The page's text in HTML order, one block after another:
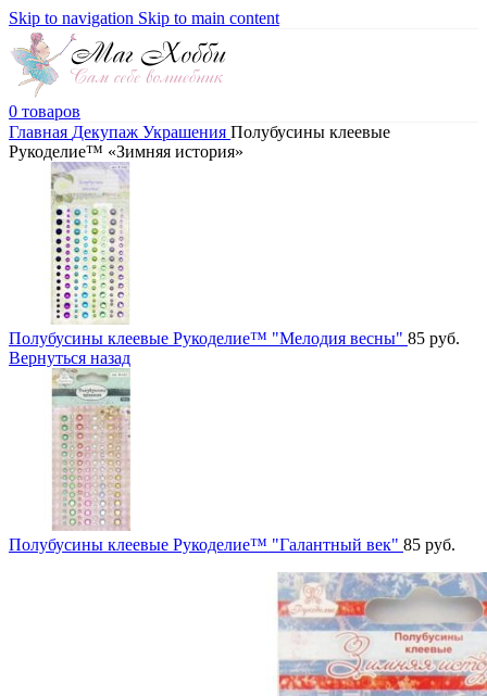
Skip to navigation Skip to main content
0 товаров
Главная Декупаж Украшения Полубусины клеевые
Рукоделие™ «Зимняя история»
Полубусины клеевые Рукоделие™ "Мелодия весны" 85 руб.
Вернуться назад
Полубусины клеевые Рукоделие™ "Галантный век" 85 руб.